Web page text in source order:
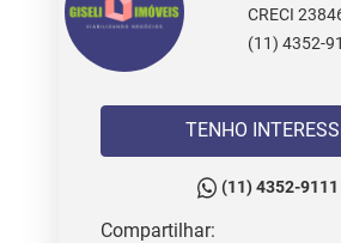
CRECI
(11) 4352-
TENHO
(11) 4352-9111
Compartilhar: